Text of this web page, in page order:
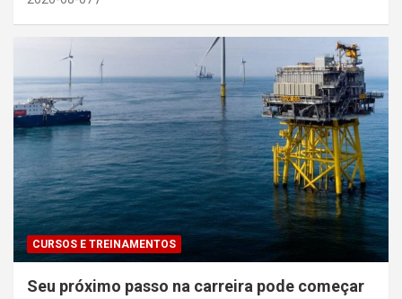
CURSOS E TREINAMENTOS
Seu próximo passo na carreira pode começar